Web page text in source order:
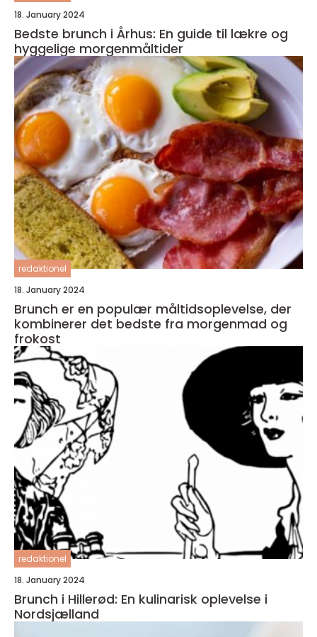
18. January 2024
Bedste brunch i Århus: En guide til lækre og
hyggelige morgenmåltider
redaktionel
18. January 2024
Brunch er en populær måltidsoplevelse, der
kombinerer det bedste fra morgenmad og
frokost
redaktionel
18. January 2024
Brunch i Hillerød: En kulinarisk oplevelse i
Nordsjælland